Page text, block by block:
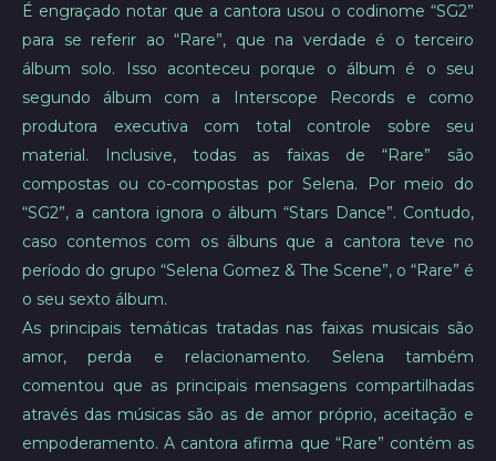
É engraçado notar que a cantora usou o codinome “SG2”
para se referir ao “Rare”, que na verdade é o terceiro
álbum solo. Isso aconteceu porque o álbum é o seu
segundo álbum com a Interscope Records e como
produtora executiva com total controle sobre seu
material. Inclusive, todas as faixas de “Rare” são
compostas ou co-compostas por Selena. Por meio do
“SG2”, a cantora ignora o álbum “Stars Dance”. Contudo,
caso contemos com os álbuns que a cantora teve no
período do grupo “Selena Gomez & The Scene”, o “Rare” é
o seu sexto álbum.
As principais temáticas tratadas nas faixas musicais são
amor, perda e relacionamento. Selena também
comentou que as principais mensagens compartilhadas
através das músicas são as de amor próprio, aceitação e
empoderamento. A cantora afirma que “Rare” contém as